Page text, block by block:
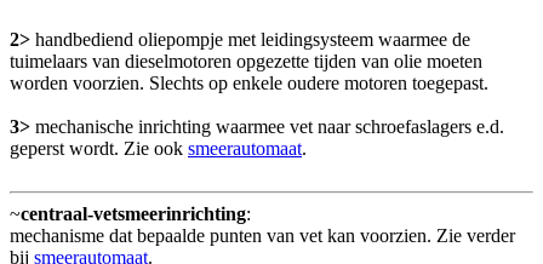
2> handbediend oliepompje met leidingsysteem waarmee de
tuimelaars van dieselmotoren opgezette tijden van olie moeten
worden voorzien. Slechts op enkele oudere motoren toegepast.
3> mechanische inrichting waarmee vet naar schroefaslagers e.d.
geperst wordt. Zie ook smeerautomaat.
~centraal-vetsmeerinrichting:
mechanisme dat bepaalde punten van vet kan voorzien. Zie verder
bij smeerautomaat.